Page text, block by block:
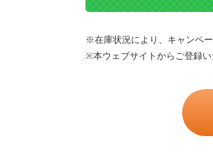
※在庫状況により、キャンペ
※本ウェブサイトからご登録い